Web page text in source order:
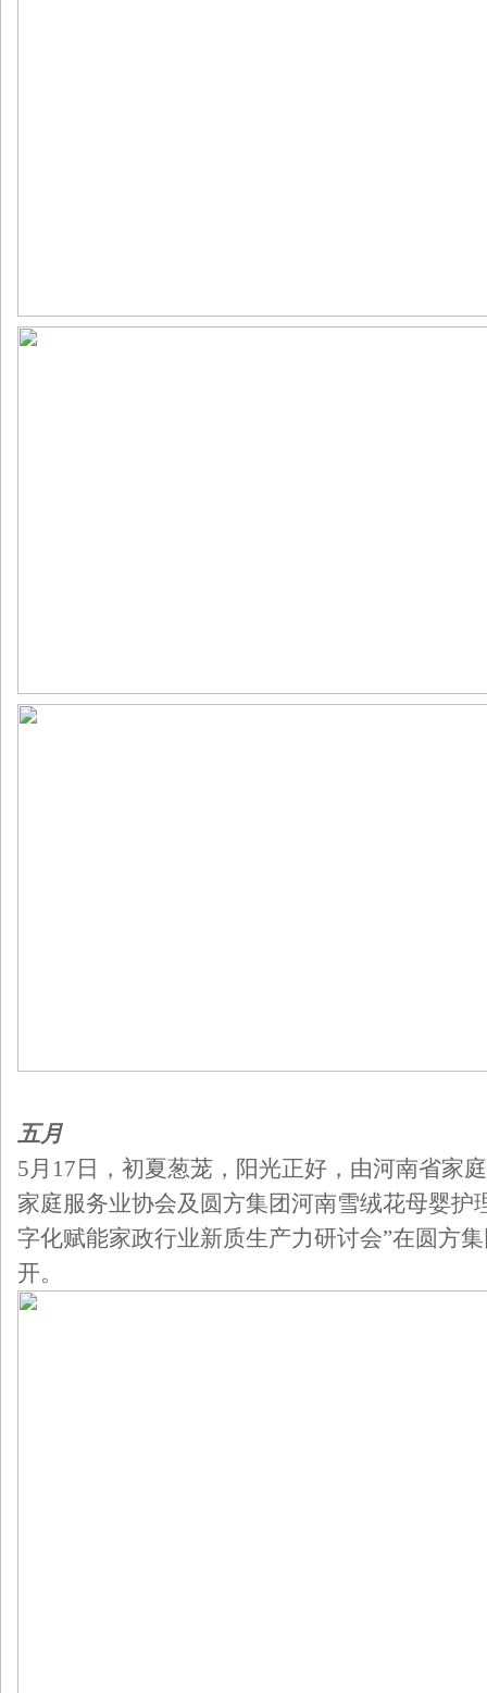
五月
5月17日，初夏葱茏，阳光正好，由河南省家
家庭服务业协会及圆方集团河南雪绒花母婴护
字化赋能家政行业新质生产力研讨会”在圆方
开。